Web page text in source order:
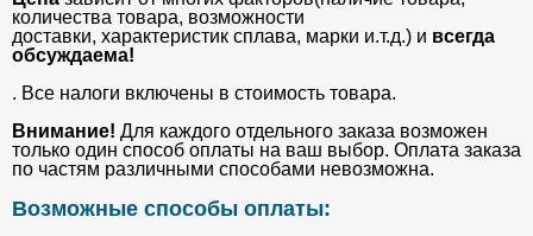
количества товара, возможности
доставки, характеристик сплава, марки и.т.д.) и всегда
обсуждаема!
. Все налоги включены в стоимость товара.
Внимание! Для каждого отдельного заказа возможен
только один способ оплаты на ваш выбор. Оплата заказа
по частям различными способами невозможна.
Возможные способы оплаты: